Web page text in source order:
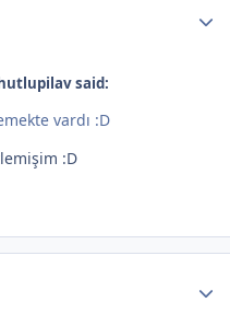
said:
vardı :D
:D